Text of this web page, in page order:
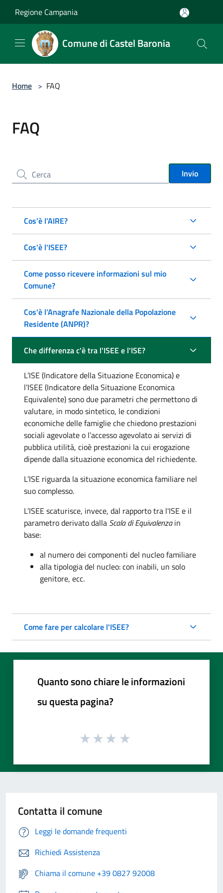
Regione Campania
Comune di Castel Baronia
Home > FAQ
FAQ
Cerca nel sito Invio
Cos'è l'AIRE?
Cos'è l'ISEE?
Come posso ricevere informazioni sul mio
Comune?
Cos'è l’Anagrafe Nazionale della Popolazione
Residente (ANPR)?
Che differenza c'è tra l'ISEE e l'ISE?
L’ISE (Indicatore della Situazione Economica) e
l’ISEE (Indicatore della Situazione Economica
Equivalente) sono due parametri che permettono di
valutare, in modo sintetico, le condizioni
economiche delle famiglie che chiedono prestazioni
sociali agevolate o l’accesso agevolato ai servizi di
pubblica utilità, cioè prestazioni la cui erogazione
dipende dalla situazione economica del richiedente.
L’ISE riguarda la situazione economica familiare nel
suo complesso.
L’ISEE scaturisce, invece, dal rapporto tra l'ISE e il
parametro derivato dalla Scala di Equivalenzain
base:
al numero dei componenti del nucleo familiare
alla tipologia del nucleo: con inabili, un solo
genitore, ecc.
Come fare per calcolare l'ISEE?
Quanto sono chiare le informazioni
su questa pagina?
Contatta il comune
Leggi le domande frequenti
Richiedi Assistenza
Chiama il comune +39 0827 92008